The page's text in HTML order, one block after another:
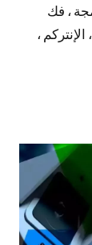
، فك
،